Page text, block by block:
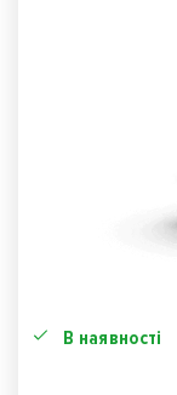
В наявності